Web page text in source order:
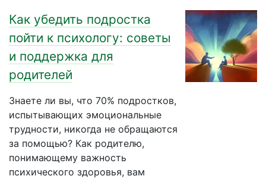
Как убедить подростка
пойти к психологу: советы
и поддержка для
родителей
Знаете ли вы, что 70% подростков,
испытывающих эмоциональные
трудности, никогда не обращаются
за помощью? Как родителю,
понимающему важность
психического здоровья, вам